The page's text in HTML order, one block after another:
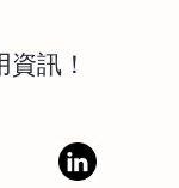
訊！